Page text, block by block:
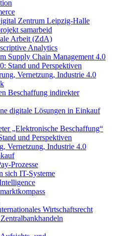
Zentrum Leipzig-Halle
samarbeid
Arbeit (ZdA)
Analytics
Supply Chain Management 4.0
Stand und Perspektiven
Vernetzung, Industrie 4.0
Beschaffung indirekter
digitale Lösungen in Einkauf
„Elektronische Beschaffung“
und Perspektiven
Vernetzung, Industrie 4.0
Prozesse
sich IT-Systeme
Wirtschaftsrecht